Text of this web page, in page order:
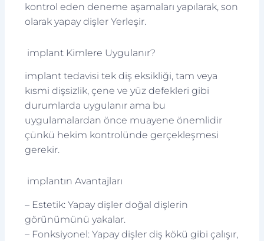
kontrol eden deneme aşamaları yapılarak, son
olarak yapay dişler Yerleşir.
implant Kimlere Uygulanır?
implant tedavisi tek diş eksikliği, tam veya
kısmi dişsizlik, çene ve yüz defekleri gibi
durumlarda uygulanır ama bu
uygulamalardan önce muayene önemlidir
çünkü hekim kontrolünde gerçekleşmesi
gerekir.
implantın Avantajları
– Estetik: Yapay dişler doğal dişlerin
görünümünü yakalar.
– Fonksiyonel: Yapay dişler diş kökü gibi çalışır,